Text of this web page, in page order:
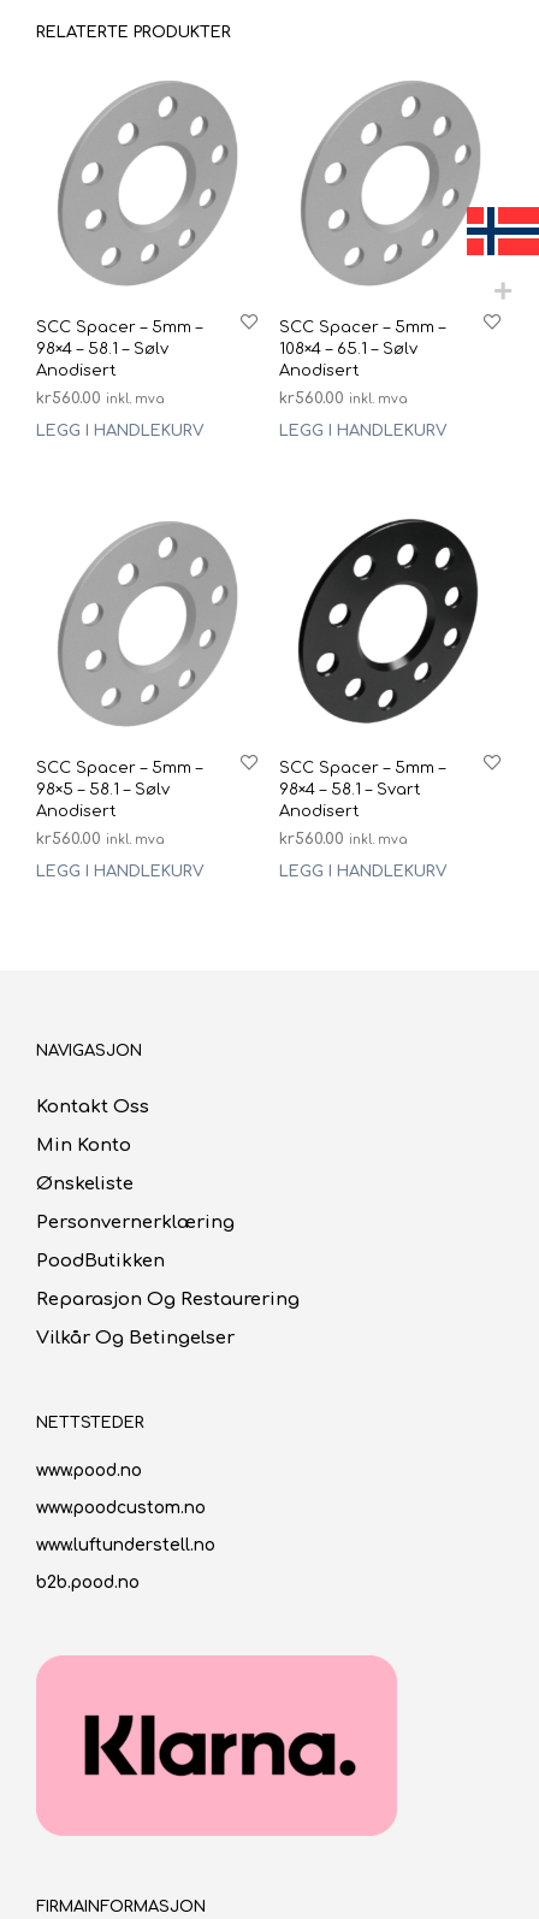
RELATERTE PRODUKTER
SCC Spacer – 5mm –
98×4 – 58.1 – Sølv
Anodisert
kr560.00 inkl. mva
LEGG I HANDLEKURV
SCC Spacer – 5mm –
108×4 – 65.1 – Sølv
Anodisert
kr560.00 inkl. mva
LEGG I HANDLEKURV
SCC Spacer – 5mm –
98×5 – 58.1 – Sølv
Anodisert
kr560.00 inkl. mva
LEGG I HANDLEKURV
SCC Spacer – 5mm –
98×4 – 58.1 – Svart
Anodisert
kr560.00 inkl. mva
LEGG I HANDLEKURV
NAVIGASJON
Kontakt Oss
Min Konto
Ønskeliste
Personvernerklæring
PoodButikken
Reparasjon Og Restaurering
Vilkår Og Betingelser
NETTSTEDER
www.pood.no
www.poodcustom.no
www.luftunderstell.no
b2b.pood.no
FIRMAINFORMASJON